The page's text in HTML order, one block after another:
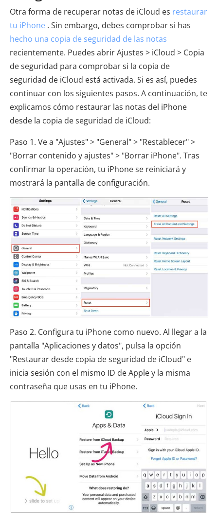
Otra forma de recuperar notas de iCloud es restaurar
tu iPhone . Sin embargo, debes comprobar si has
hecho una copia de seguridad de las notas
recientemente. Puedes abrir Ajustes > iCloud > Copia
de seguridad para comprobar si la copia de
seguridad de iCloud está activada. Si es así, puedes
continuar con los siguientes pasos. A continuación, te
explicamos cómo restaurar las notas del iPhone
desde la copia de seguridad de iCloud:
Paso 1. Ve a "Ajustes" > "General" > "Restablecer" >
"Borrar contenido y ajustes" > "Borrar iPhone". Tras
confirmar la operación, tu iPhone se reiniciará y
mostrará la pantalla de configuración.
Paso 2. Configura tu iPhone como nuevo. Al llegar a la
pantalla "Aplicaciones y datos", pulsa la opción
"Restaurar desde copia de seguridad de iCloud" e
inicia sesión con el mismo ID de Apple y la misma
contraseña que usas en tu iPhone.